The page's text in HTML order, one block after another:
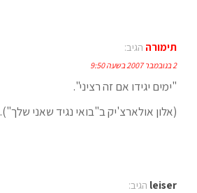
תימורה הגיב:
2 בנובמבר 2007 בשעה 9:50
"ימים יגידו אם זה רציני".
(אלון אולארצ'יק ב"בואי נגיד שאני שלך").
leiser הגיב: